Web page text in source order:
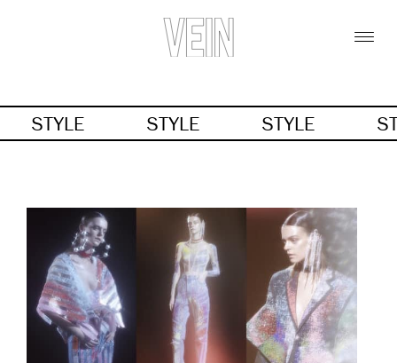
STYLE STYLE STYLE